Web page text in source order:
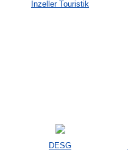
Inzeller Touristik
DESG